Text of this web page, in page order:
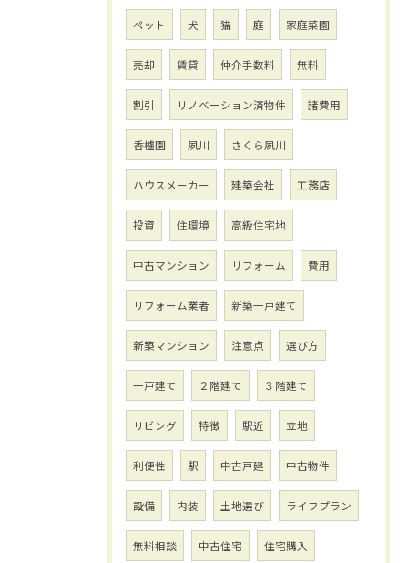
ペット 犬 猫 庭 家庭菜園
売却 賃貸 仲介手数料 無料
割引 リノベーション済物件 諸費用
香櫨園 夙川 さくら夙川
ハウスメーカー 建築会社 工務店
投資 住環境 高級住宅地
中古マンション リフォーム 費用
リフォーム業者 新築一戸建て
新築マンション 注意点 選び方
一戸建て ２階建て ３階建て
リビング 特徴 駅近 立地
利便性 駅 中古戸建 中古物件
設備 内装 土地選び ライフプラン
無料相談 中古住宅 住宅購入